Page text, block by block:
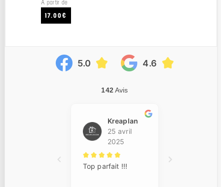
À partir de
17.00€